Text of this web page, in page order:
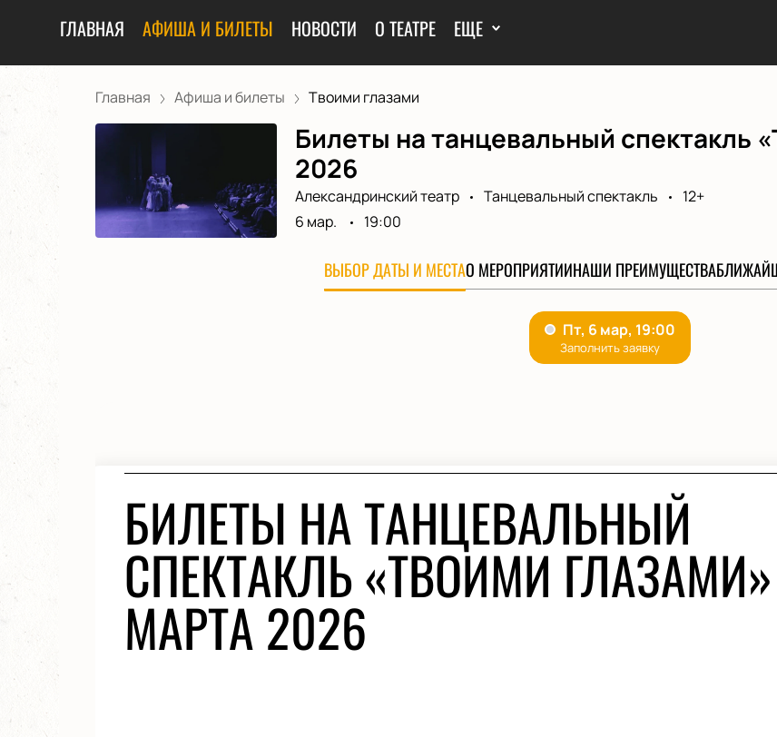
ГЛАВНАЯ АФИША И БИЛЕТЫ НОВОСТИ О ТЕАТРЕ ЕЩЕ
Главная Афиша и билеты Твоими глазами
Билеты на танцевальный спектакль
2026
Александринский театр Танцевальный спектакль
12+
6 мар.
19:00
ВЫБОР ДАТЫ И МЕСТАО МЕРОПРИЯТИИНАШИ ПРЕИМУЩЕСТВА
БИЛЕТЫ НА ТАНЦЕВАЛЬНЫЙ
СПЕКТАКЛЬ «ТВОИМИ
МАРТА 2026